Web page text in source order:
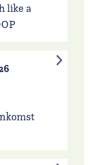
like a